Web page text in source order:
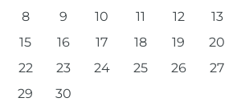
8 9 10 11 12
13
15 16 17 18 19
20
22 23 24 25 26
27
29 30